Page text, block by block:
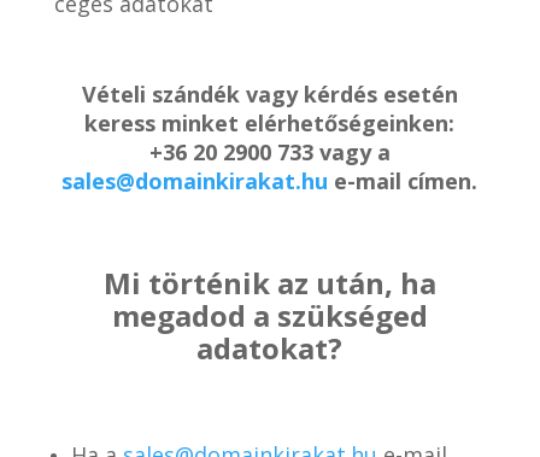
Vételi szándék vagy kérdés esetén
keress minket elérhetőségeinken:
+36 20 2900 733 vagy a
sales@domainkirakat.hu e-mail címen.
Mi történik az után, ha
megadod a szükséged
adatokat?